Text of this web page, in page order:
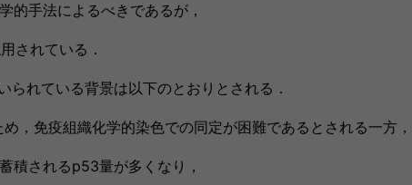
的手法によるべきであるが，
されている．
れている背景は以下のとおりとされる．
，免疫組織化学的染色での同定が困難であるとされる一方，
積されるp53量が多くなり，